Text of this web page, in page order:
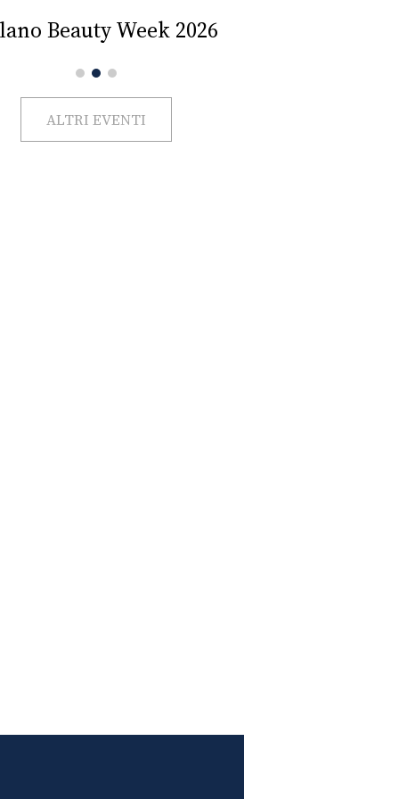
Beauty Week 2026
ALTRI EVENTI